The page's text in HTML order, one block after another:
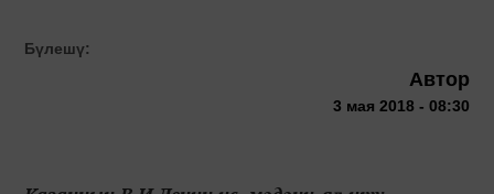
Бүлешү:
Автор
3 мая 2018 - 08:30